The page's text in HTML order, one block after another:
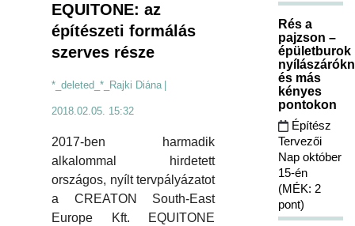
EQUITONE: az
építészeti formálás
szerves része
*_deleted_*_Rajki Diána
2018.02.05. 15:32
2017-ben harmadik
alkalommal hirdetett
országos, nyílt tervpályázatot
a CREATON South-East
Europe Kft. EQUITONE
Rés a
pajzson –
épületburok
és más
kényes
pontokon
Építész
Tervezői
Nap október
15-én
(MÉK: 2
pont)